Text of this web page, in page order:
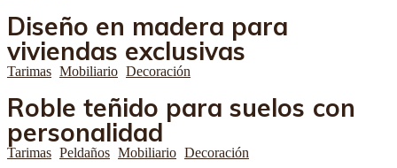
Diseño en madera para
viviendas exclusivas
Tarimas Mobiliario Decoración
Roble teñido para suelos con
personalidad
Tarimas Peldaños Mobiliario Decoración